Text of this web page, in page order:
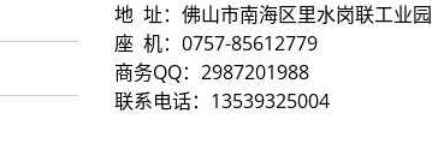
地 址：佛山市南海区里水岗联工业园
座 机：0757-85612779
商务QQ：2987201988
联系电话：13539325004